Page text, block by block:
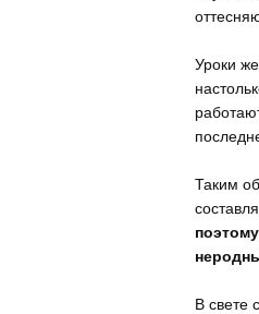
Уроки
Таким
В свете